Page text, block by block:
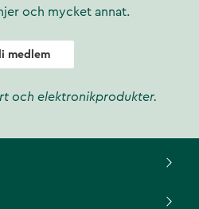
och mycket annat.
medlem
och elektronikprodukter.